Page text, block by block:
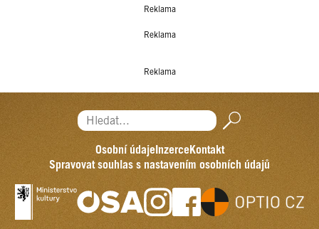
Reklama
Reklama
Reklama
Hledat...
Osobní údajeInzerceKontakt
Spravovat souhlas s nastavením osobních údajů